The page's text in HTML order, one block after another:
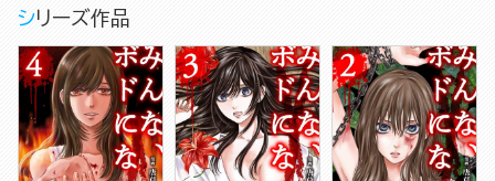
シリーズ作品